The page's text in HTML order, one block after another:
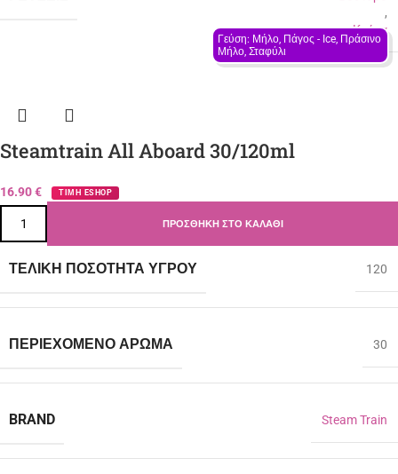
,
Κρέμα
Γεύση: Μήλο, Πάγος - Ιce, Πράσινο
Μήλο, Σταφύλι
Steamtrain All Aboard 30/120ml
16.90€ ΤΙΜΗ ESHOP
ΠΡΟΣΘΉΚΗ ΣΤΟ ΚΑΛΆΘΙ
ΤΕΛΙΚΉ ΠΟΣΌΤΗΤΑ ΥΓΡΟΎ 120
ΠΕΡΙΈΧΟΜΕΝΟ ΆΡΩΜΑ 30
BRAND Steam Train